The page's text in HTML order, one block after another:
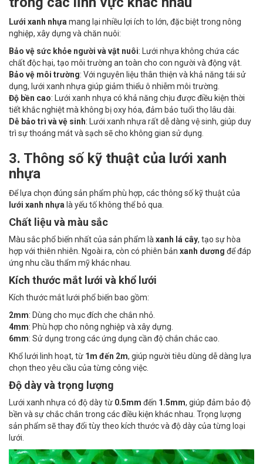
Lưới xanh nhựa mang lại nhiều lợi ích to lớn, đặc biệt trong nông
nghiệp, xây dựng và chăn nuôi:
Bảo vệ sức khỏe người và vật nuôi: Lưới nhựa không chứa các
chất độc hại, tạo môi trường an toàn cho con người và động vật.
Bảo vệ môi trường: Với nguyên liệu thân thiện và khả năng tái sử
dụng, lưới xanh nhựa giúp giảm thiểu ô nhiễm môi trường.
Độ bền cao: Lưới xanh nhựa có khả năng chịu được điều kiện thời
tiết khắc nghiệt mà không bị oxy hóa, đảm bảo tuổi thọ lâu dài.
Dễ bảo trì và vệ sinh: Lưới xanh nhựa rất dễ dàng vệ sinh, giúp duy
trì sự thoáng mát và sạch sẽ cho không gian sử dụng.
3. Thông số kỹ thuật của lưới xanh
nhựa
Để lựa chọn đúng sản phẩm phù hợp, các thông số kỹ thuật của
lưới xanh nhựa là yếu tố không thể bỏ qua.
Chất liệu và màu sắc
Màu sắc phổ biến nhất của sản phẩm là xanh lá cây, tạo sự hòa
hợp với thiên nhiên. Ngoài ra, còn có phiên bản xanh dương để đáp
ứng nhu cầu thẩm mỹ khác nhau.
Kích thước mắt lưới và khổ lưới
Kích thước mắt lưới phổ biến bao gồm:
2mm: Dùng cho mục đích che chắn nhỏ.
4mm: Phù hợp cho nông nghiệp và xây dựng.
6mm: Sử dụng trong các ứng dụng cần độ chắn chắc cao.
Khổ lưới linh hoạt, từ 1m đến 2m, giúp người tiêu dùng dễ dàng lựa
chọn theo yêu cầu của từng công việc.
Độ dày và trọng lượng
Lưới xanh nhựa có độ dày từ 0.5mm đến 1.5mm, giúp đảm bảo độ
bền và sự chắc chắn trong các điều kiện khác nhau. Trọng lượng
sản phẩm sẽ thay đổi tùy theo kích thước và độ dày của từng loại
lưới.